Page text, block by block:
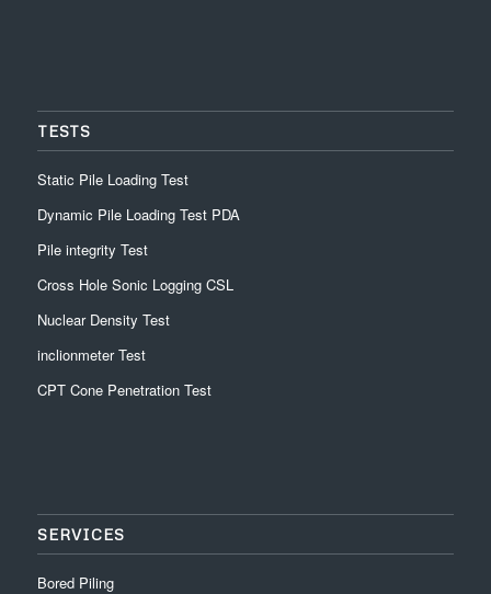
TESTS
Static Pile Loading Test
Dynamic Pile Loading Test PDA
Pile integrity Test
Cross Hole Sonic Logging CSL
Nuclear Density Test
inclionmeter Test
CPT Cone Penetration Test
SERVICES
Bored Piling